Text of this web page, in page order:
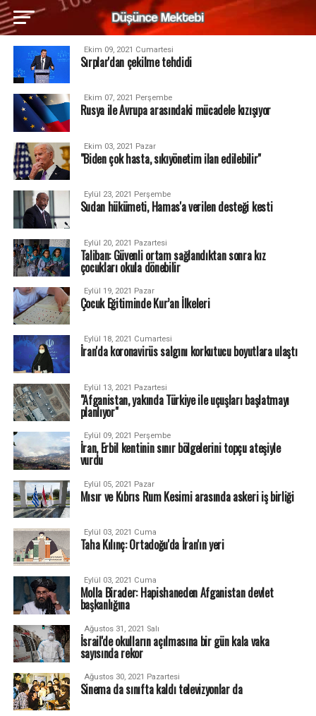
Ekim 09, 2021 Cumartesi
Sırplar'dan çekilme tehdidi
Ekim 07, 2021 Perşembe
Rusya ile Avrupa arasındaki mücadele kızışıyor
Ekim 03, 2021 Pazar
"Biden çok hasta, sıkıyönetim ilan edilebilir"
Eylül 23, 2021 Perşembe
Sudan hükümeti, Hamas'a verilen desteği kesti
Eylül 20, 2021 Pazartesi
Taliban: Güvenli ortam sağlandıktan sonra kız
çocukları okula dönebilir
Eylül 19, 2021 Pazar
Çocuk Eğitiminde Kur’an İlkeleri
Eylül 18, 2021 Cumartesi
İran'da koronavirüs salgını korkutucu boyutlara ulaştı
Eylül 13, 2021 Pazartesi
"Afganistan, yakında Türkiye ile uçuşları başlatmayı
planlıyor"
Eylül 09, 2021 Perşembe
İran, Erbil kentinin sınır bölgelerini topçu ateşiyle
vurdu
Eylül 05, 2021 Pazar
Mısır ve Kıbrıs Rum Kesimi arasında askeri iş birliği
Eylül 03, 2021 Cuma
Taha Kılınç: Ortadoğu'da İran'ın yeri
Eylül 03, 2021 Cuma
Molla Birader: Hapishaneden Afganistan devlet
başkanlığına
Ağustos 31, 2021 Salı
İsrail'de okulların açılmasına bir gün kala vaka
sayısında rekor
Ağustos 30, 2021 Pazartesi
Sinema da sınıfta kaldı televizyonlar da